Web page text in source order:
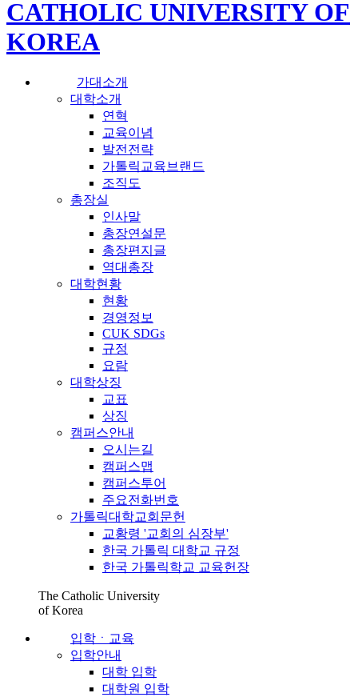
가대소개
대학소개
연혁
교육이념
발전전략
가톨릭교육브랜드
조직도
총장실
인사말
총장연설문
총장편지글
역대총장
대학현황
현황
경영정보
CUK SDGs
규정
요람
대학상징
교표
상징
캠퍼스안내
오시는길
캠퍼스맵
캠퍼스투어
주요전화번호
가톨릭대학교회문헌
교황령 '교회의 심장부'
한국 가톨릭 대학교 규정
한국 가톨릭학교 교육헌장
The Catholic University
of Korea
입학ㆍ교육
입학안내
대학 입학
대학원 입학